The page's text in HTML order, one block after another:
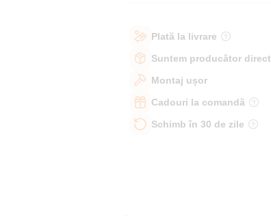
Plată la livrare
Suntem producător direct
Montaj ușor
Cadouri la comandă
Schimb în 30 de zile